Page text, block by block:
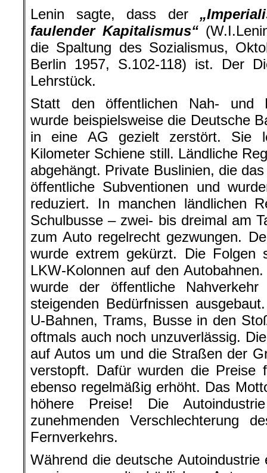
Lenin sagte, dass der
faulender Kapitalismus“
die Spaltung des Sozialismus,
Berlin 1957, S.102-118) ist. Der
Lehrstück.
Statt den öffentlichen Nah- und
wurde beispielsweise die Deutsche
in eine AG gezielt zerstört. Sie
Kilometer Schiene still. Ländliche
abgehängt. Private Buslinien, die
öffentliche Subventionen und
reduziert. In manchen ländlichen
Schulbusse – zwei- bis dreimal am
zum Auto regelrecht gezwungen.
wurde extrem gekürzt. Die Folgen
LKW-Kolonnen auf den
wurde der öffentliche
steigenden Bedürfnissen
U-Bahnen, Trams, Busse in den
oftmals auch noch unzuverlässig.
auf Autos um und die Straßen der
verstopft. Dafür wurden die Preise
ebenso regelmäßig erhöht. Das
höhere Preise! Die
zunehmenden Verschlechterung
Fernverkehrs.
Während die deutsche